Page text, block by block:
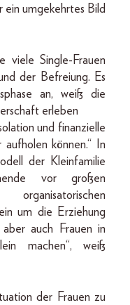
umgekehrtes Bild
viele Single-Frauen
der Befreiung. Es
an, weiß die
erleben
und finanzielle
können.“ In
der Kleinfamilie
vor großen
um die Erziehung
auch Frauen in
machen“, weiß
der Frauen zu